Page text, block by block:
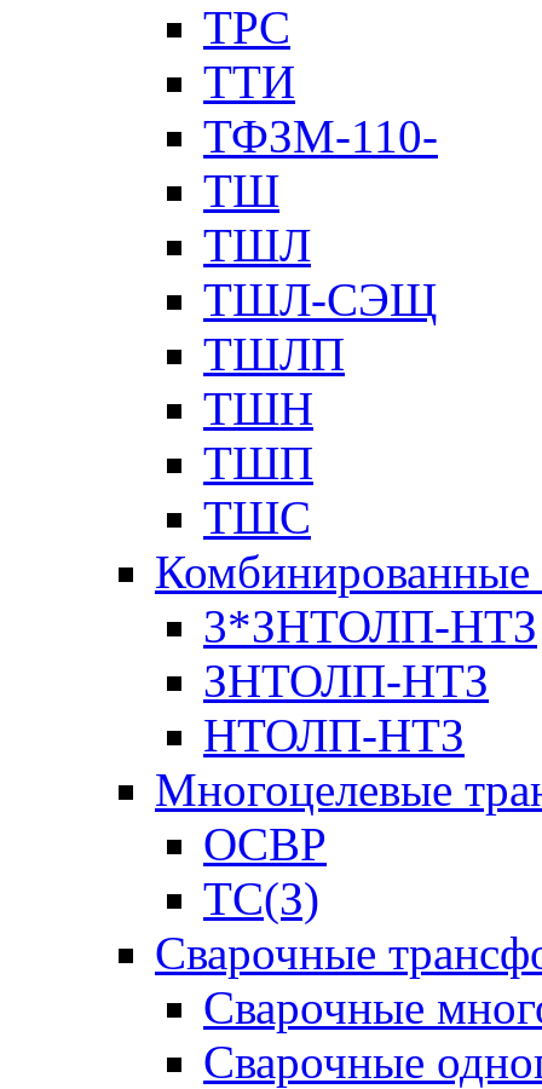
ТРС
ТТИ
ТФЗМ-110-
ТШ
ТШЛ
ТШЛ-СЭЩ
ТШЛП
ТШН
ТШП
ТШС
Комбинированные
3*ЗНТОЛП-НТЗ
ЗНТОЛП-НТЗ
НТОЛП-НТЗ
Многоцелевые
ОСВР
ТС(З)
Сварочные
Сварочные
Сварочные